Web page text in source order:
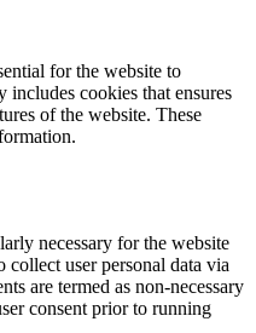
for the website to
cookies that ensures
of the website. These
necessary for the website
user personal data via
are termed as non-necessary
consent prior to running